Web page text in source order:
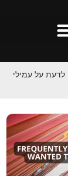
על עמילי